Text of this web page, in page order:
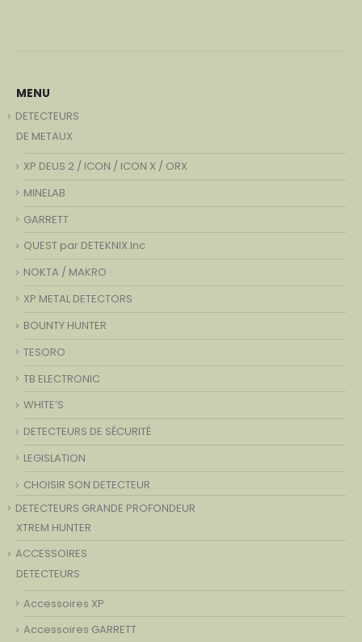
MENU
DETECTEURS
DE METAUX
XP DEUS 2 / ICON / ICON X / ORX
MINELAB
GARRETT
QUEST par DETEKNIX.Inc
NOKTA / MAKRO
XP METAL DETECTORS
BOUNTY HUNTER
TESORO
TB ELECTRONIC
WHITE’S
DETECTEURS DE SÉCURITÉ
LEGISLATION
CHOISIR SON DETECTEUR
DETECTEURS GRANDE PROFONDEUR
XTREM HUNTER
ACCESSOIRES
DETECTEURS
Accessoires XP
Accessoires GARRETT